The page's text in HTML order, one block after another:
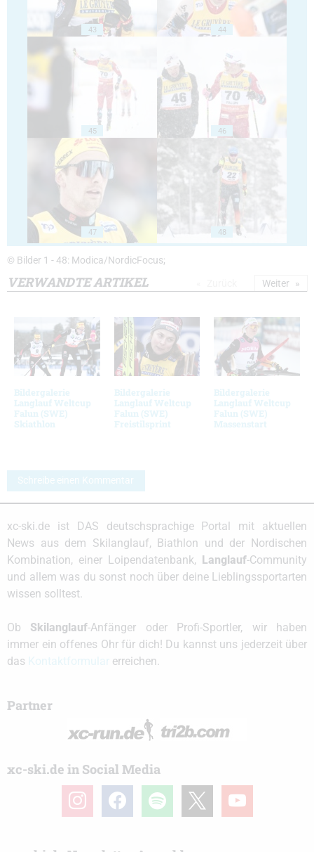
43 44
45 46
47 48
© Bilder 1 - 48: Modica/NordicFocus;
VERWANDTE ARTIKEL
Bildergalerie
Langlauf Weltcup
Falun (SWE)
Skiathlon
Bildergalerie
Langlauf Weltcup
Falun (SWE)
Freistilsprint
Bildergalerie
Langlauf Weltcup
Falun (SWE)
Massenstart
Weiter
Schreibe einen Kommentar
xc-ski.de ist DAS deutschsprachige Portal mit aktuellen
News aus dem Skilanglauf, Biathlon und der Nordischen
Kombination, einer Loipendatenbank,
Langlauf-Community
und allem was du sonst noch über deine Lieblingssportarten
wissen solltest.
Ob Skilanglauf-Anfänger oder Profi-Sportler, wir haben
immer ein offenes Ohr für dich! Du kannst uns jederzeit über
das
erreichen.
Partner
xc-ski.de in Social Media
instagramfacebook spotify youtube